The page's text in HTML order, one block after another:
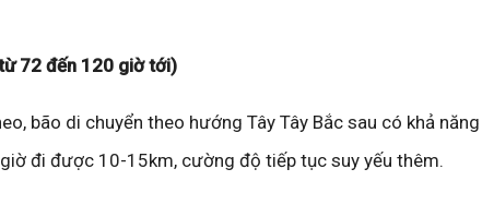
72 đến 120 giờ tới)
bão di chuyển theo hướng Tây Tây Bắc sau có khả
đi được 10-15km, cường độ tiếp tục suy yếu thêm.